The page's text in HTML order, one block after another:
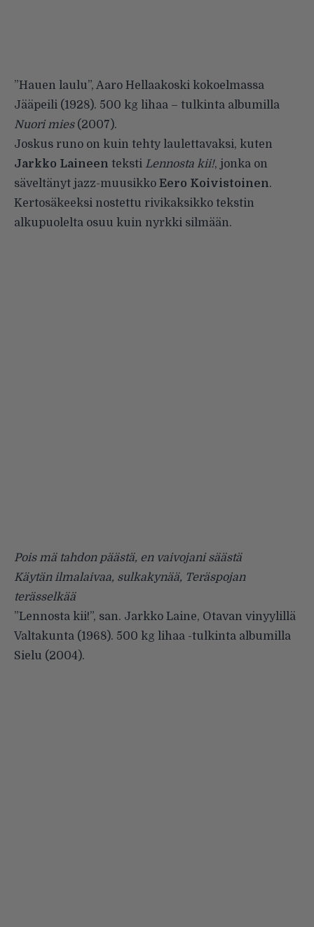
”Hauen laulu”, Aaro Hellaakoski kokoelmassa
Jääpeili (1928). 500 kg lihaa – tulkinta albumilla
Nuori mies(2007).
Joskus runo on kuin tehty laulettavaksi, kuten
Jarkko Laineen teksti Lennosta kii!, jonka on
säveltänyt jazz-muusikko Eero Koivistoinen.
Kertosäkeeksi nostettu rivikaksikko tekstin
alkupuolelta osuu kuin nyrkki silmään.
Pois mä tahdon päästä, en vaivojani säästä
Käytän ilmalaivaa, sulkakynää, Teräspojan
terässelkää
”Lennosta kii!”, san. Jarkko Laine, Otavan vinyylillä
Valtakunta (1968). 500 kg lihaa -tulkinta albumilla
Sielu (2004).